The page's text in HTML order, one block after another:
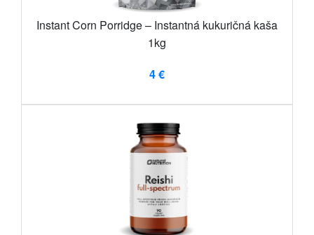
Instant Corn Porridge – Instantná kukuričná kaša
1kg
4 €